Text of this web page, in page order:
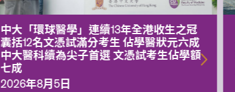
中大「環球醫學」連續13年全港收生之冠
囊括12名文憑試滿分考生 佔學醫狀元六成
中大醫科續為尖子首選 文憑試考生佔學額
七成
2026年8月5日